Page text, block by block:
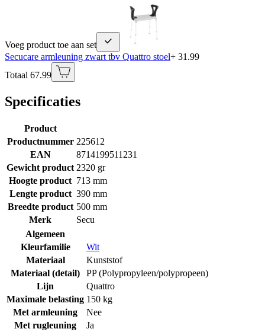
Voeg product toe aan set
Secucare armleuning zwart tbv Quattro stoel+ 31.99
Totaal 67.99
Specificaties
Product
Productnummer 225612
EAN
8714199511231
Gewicht product 2320 gr
Hoogte product 713 mm
Lengte product 390 mm
Breedte product 500 mm
Merk
Secu
Algemeen
Kleurfamilie
Wit
Materiaal
Kunststof
Materiaal (detail)
PP (Polypropyleen/polypropeen)
Lijn
Quattro
Maximale belasting 150 kg
Met armleuning
Nee
Met rugleuning
Ja